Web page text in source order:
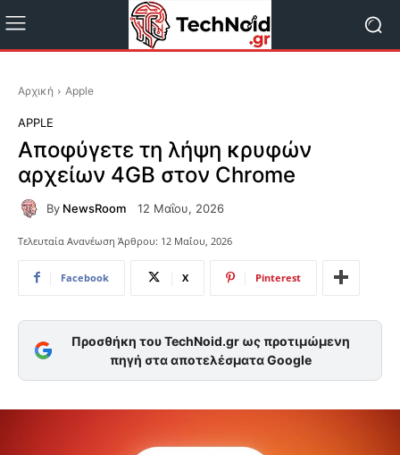
Αρχική Apple
APPLE
Αποφύγετε τη λήψη κρυφών
αρχείων 4GB στον Chrome
By NewsRoom 12 Μαΐου, 2026
Τελευταία Ανανέωση Άρθρου: 12 Μαΐου, 2026
Facebook X Pinterest
Προσθήκη του TechNoid.gr ως προτιμώμενη
πηγή στα αποτελέσματα Google